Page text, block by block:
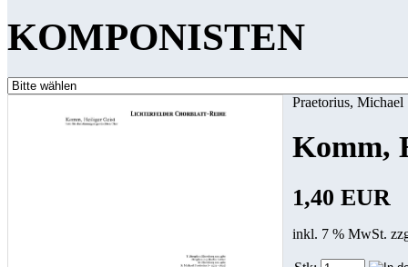
KOMPONISTEN
Praetorius, Michael
Komm,
1,40 EUR
inkl. 7 % MwSt.